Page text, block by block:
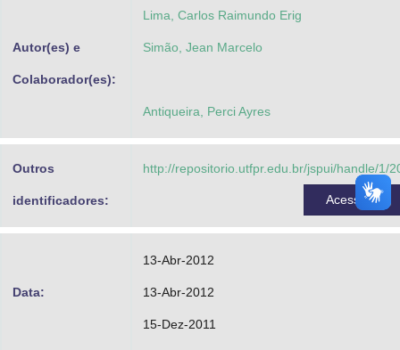
Autor(es) e
Colaborador(es):
Lima, Carlos Raimundo Erig
Simão, Jean Marcelo
Antiqueira, Perci Ayres
Outros
identificadores:
http://repositorio.utfpr.edu.br/jspui/handle/1/
Acessar
Data:
13-Abr-2012
13-Abr-2012
15-Dez-2011